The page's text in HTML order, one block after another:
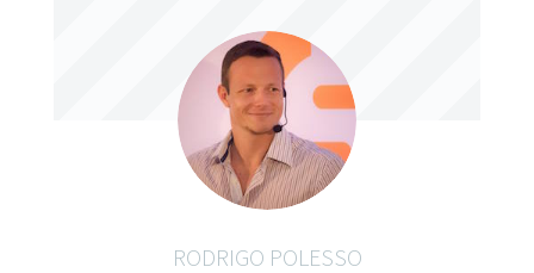
RODRIGO POLESSO